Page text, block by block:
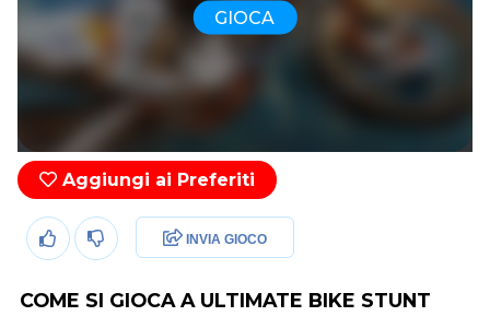
GIOCA
Aggiungi ai Preferiti
INVIA GIOCO
COME SI GIOCA A ULTIMATE BIKE STUNT